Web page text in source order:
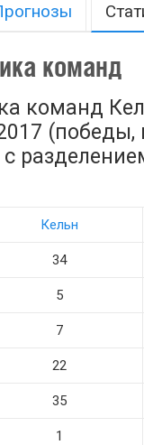
команд
команд
(победы,
с
Кельн
34
5
7
22
35
1